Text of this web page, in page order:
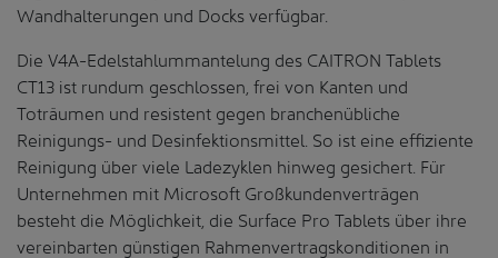
Wandhalterungen und Docks verfügbar.
Die V4A-Edelstahlummantelung des CAITRON Tablets
CT13 ist rundum geschlossen, frei von Kanten und
Toträumen und resistent gegen branchenübliche
Reinigungs- und Desinfektionsmittel. So ist eine effiziente
Reinigung über viele Ladezyklen hinweg gesichert. Für
Unternehmen mit Microsoft Großkundenverträgen
besteht die Möglichkeit, die Surface Pro Tablets über ihre
vereinbarten günstigen Rahmenvertragskonditionen in